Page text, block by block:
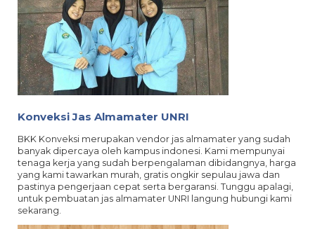
Konveksi Jas Almamater UNRI
BKK Konveksi merupakan vendor jas almamater yang sudah
banyak dipercaya oleh kampus indonesi. Kami mempunyai
tenaga kerja yang sudah berpengalaman dibidangnya, harga
yang kami tawarkan murah, gratis ongkir sepulau jawa dan
pastinya pengerjaan cepat serta bergaransi. Tunggu apalagi,
untuk pembuatan jas almamater UNRI langung hubungi kami
sekarang.